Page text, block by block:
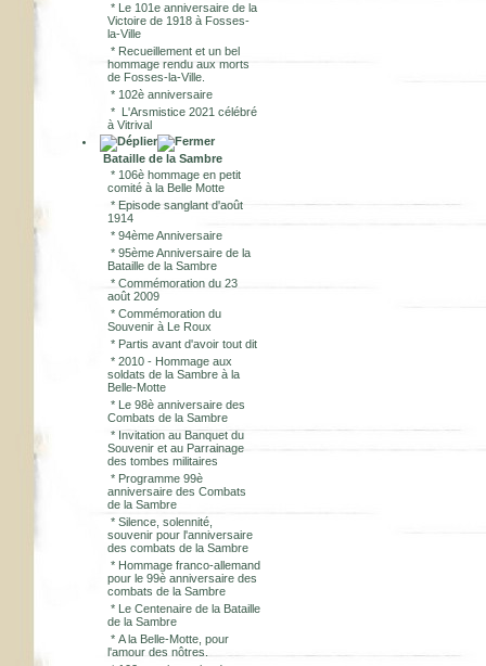
* Le 101e anniversaire de la
Victoire de 1918 à Fosses-
la-Ville
* Recueillement et un bel
hommage rendu aux morts
de Fosses-la-Ville.
* 102è anniversaire
* L'Arsmistice 2021 célébré
à Vitrival
Bataille de la Sambre
* 106è hommage en petit
comité à la Belle Motte
* Episode sanglant d'août
1914
* 94ème Anniversaire
* 95ème Anniversaire de la
Bataille de la Sambre
* Commémoration du 23
août 2009
* Commémoration du
Souvenir à Le Roux
* Partis avant d'avoir tout dit
* 2010 - Hommage aux
soldats de la Sambre à la
Belle-Motte
* Le 98è anniversaire des
Combats de la Sambre
* Invitation au Banquet du
Souvenir et au Parrainage
des tombes militaires
* Programme 99è
anniversaire des Combats
de la Sambre
* Silence, solennité,
souvenir pour l'anniversaire
des combats de la Sambre
* Hommage franco-allemand
pour le 99è anniversaire des
combats de la Sambre
* Le Centenaire de la Bataille
de la Sambre
* A la Belle-Motte, pour
l'amour des nôtres.